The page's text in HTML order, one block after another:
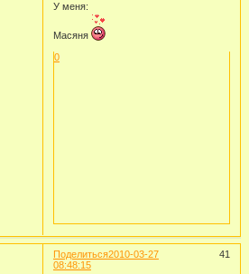
У меня:
Масяня
0
Поделиться 41
2010-03-27
08:48:15